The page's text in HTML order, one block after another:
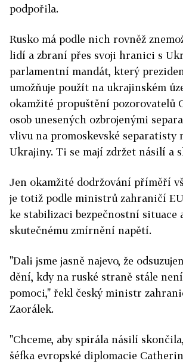
podpořila.
Rusko má podle nich rovněž
lidí a zbraní přes svoji hranici s
parlamentní mandát, který
umožňuje použít na ukrajinském
okamžité propuštění pozorovatelů
osob unesených ozbrojenými
vlivu na promoskevské separatisty
Ukrajiny. Ti se mají zdržet násilí a
Jen okamžité dodržování příměří
je totiž podle ministrů zahraničí
ke stabilizaci bezpečnostní situace
skutečnému zmírnění napětí.
"Dali jsme jasně najevo, že
dění, kdy na ruské straně stále
pomoci," řekl český ministr
Zaorálek.
"Chceme, aby spirála násilí
šéfka evropské diplomacie